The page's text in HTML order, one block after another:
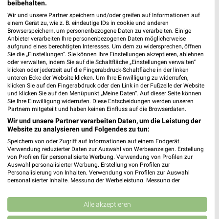
9 km
Wohnen Spezial
Gültig bis Fr. 14.08.
0,5 km
Angebote ab 03.08.
Gültig bis Sa. 08.08.
Kaufland XXXLutz
beibehalten.
Wir und unsere Partner speichern und/oder greifen auf Informationen auf
einem Gerät zu, wie z. B. eindeutige IDs in cookie und anderen
Browserspeichern, um personenbezogene Daten zu verarbeiten. Einige
Anbieter verarbeiten Ihre personenbezogenen Daten möglicherweise
aufgrund eines berechtigten Interesses. Um dem zu widersprechen, öffnen
Sie die „Einstellungen“. Sie können Ihre Einstellungen akzeptieren, ablehnen
oder verwalten, indem Sie auf die Schaltfläche „Einstellungen verwalten“
klicken oder jederzeit auf die Fingerabdruck-Schaltfläche in der linken
unteren Ecke der Website klicken. Um Ihre Einwilligung zu widerrufen,
klicken Sie auf den Fingerabdruck oder den Link in der Fußzeile der Website
und klicken Sie auf den Menüpunkt „Meine Daten“. Auf dieser Seite können
Sie Ihre Einwilligung widerrufen. Diese Entscheidungen werden unseren
Partnern mitgeteilt und haben keinen Einfluss auf die Browserdaten.
Wir und unsere Partner verarbeiten Daten, um die Leistung der
Website zu analysieren und Folgendes zu tun:
Speichern von oder Zugriff auf Informationen auf einem Endgerät.
Verwendung reduzierter Daten zur Auswahl von Werbeanzeigen. Erstellung
von Profilen für personalisierte Werbung. Verwendung von Profilen zur
Auswahl personalisierter Werbung. Erstellung von Profilen zur
Personalisierung von Inhalten. Verwendung von Profilen zur Auswahl
personalisierter Inhalte. Messung der Werbeleistung. Messung der
Kombinationen von Daten aus verschiedenen Quellen. Entwicklung und
Verbesserung der Angebote. Verwendung reduzierter Daten zur Auswahl
von Inhalten.
Alle akzeptieren